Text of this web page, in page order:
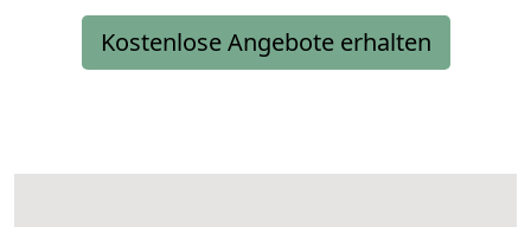
Kostenlose Angebote erhalten